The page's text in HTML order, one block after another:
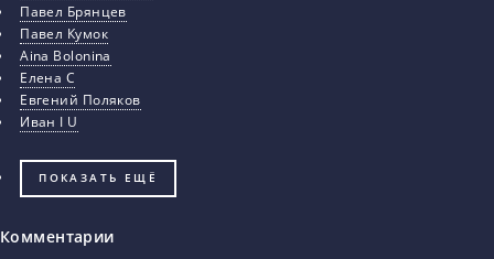
Павел Брянцев
Павел Кумок
Aina Bolonina
Елена С
Евгений Поляков
Иван I U
ПОКАЗАТЬ ЕЩЁ
Комментарии